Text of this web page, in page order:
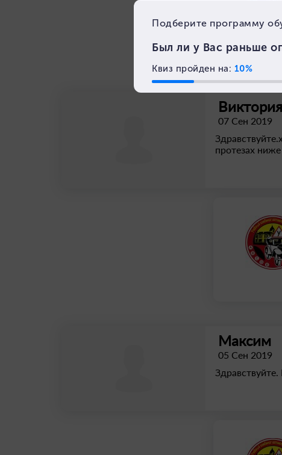
Виктория
07 Сен 2019
протезах
Максим
05 Сен 2019